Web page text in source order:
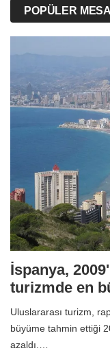
POPÜLER
İspanya,
turizmde en
Uluslararası turizm,
büyüme tahmin ettiği
azaldı.…